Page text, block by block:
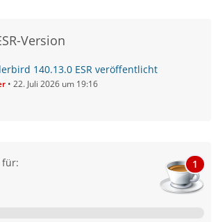
Version
140.13.0 ESR veröffentlicht
22. Juli 2026 um 19:16
für: 1